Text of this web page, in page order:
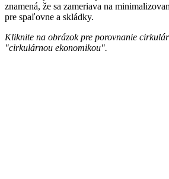
znamená, že sa zameriava na
pre spaľovne a skládky.
Kliknite na obrázok pre porovnanie
"cirkulárnou ekonomikou".